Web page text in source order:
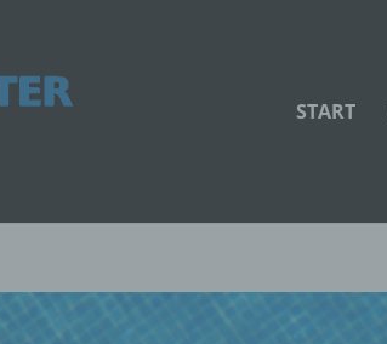
START